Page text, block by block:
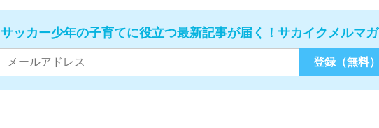
サッカー少年の子育てに役立つ最新記事が届く！サカイクメルマガ